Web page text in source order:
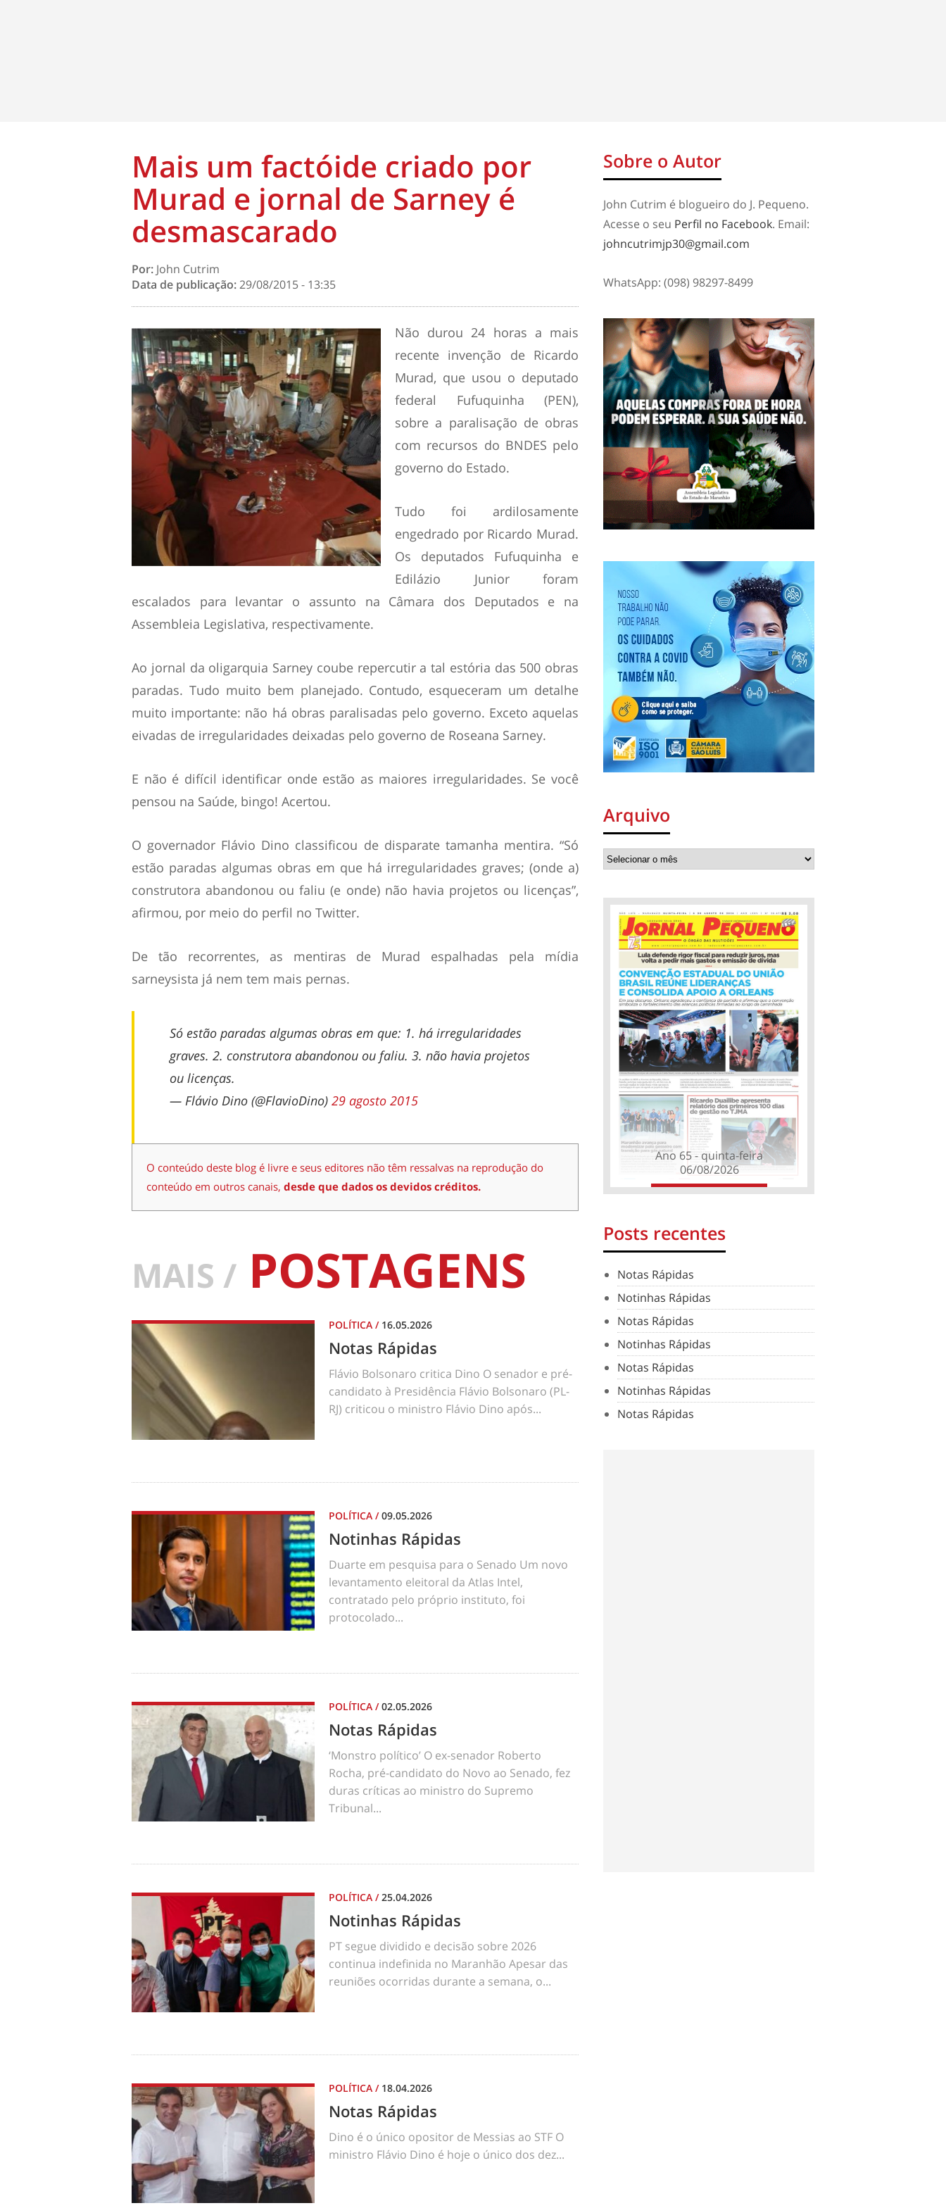
Mais um factóide criado por
Murad e jornal de Sarney é
desmascarado
Por: John Cutrim
Data de publicação:29/08/2015 - 13:35
Não durou 24 horas a mais
recente invenção de Ricardo
Murad, que usou o deputado
federal Fufuquinha (PEN),
sobre a paralisação de obras
com recursos do BNDES pelo
governo do Estado.
Tudo foi ardilosamente
engedrado por Ricardo Murad.
Os deputados Fufuquinha e
Edilázio Junior foram
escalados para levantar o assunto na Câmara dos Deputados e na
Assembleia Legislativa, respectivamente.
Ao jornal da oligarquia Sarney coube repercutir a tal estória das 500 obras
paradas. Tudo muito bem planejado. Contudo, esqueceram um detalhe
muito importante: não há obras paralisadas pelo governo. Exceto aquelas
eivadas de irregularidades deixadas pelo governo de Roseana Sarney.
E não é difícil identificar onde estão as maiores irregularidades. Se você
pensou na Saúde, bingo! Acertou.
O governador Flávio Dino classificou de disparate tamanha mentira. “Só
estão paradas algumas obras em que há irregularidades graves; (onde a)
construtora abandonou ou faliu (e onde) não havia projetos ou licenças”,
afirmou, por meio do perfil no Twitter.
De tão recorrentes, as mentiras de Murad espalhadas pela mídia
sarneysista já nem tem mais pernas.
Só estão paradas algumas obras em que: 1. há irregularidades
graves. 2. construtora abandonou ou faliu. 3. não havia projetos
ou licenças.
— Flávio Dino (@FlavioDino) 29 agosto 2015
O conteúdo deste blog é livre e seus editores não têm ressalvas na reprodução do
conteúdo em outros canais, desde que dados os devidos créditos.
MAIS / POSTAGENS
POLÍTICA / 16.05.2026
Notas Rápidas
Flávio Bolsonaro critica Dino O senador e pré-
candidato à Presidência Flávio Bolsonaro (PL-
RJ) criticou o ministro Flávio Dino após...
POLÍTICA /09.05.2026
Notinhas Rápidas
Duarte em pesquisa para o Senado Um novo
levantamento eleitoral da Atlas Intel,
contratado pelo próprio instituto, foi
protocolado...
POLÍTICA /02.05.2026
Notas Rápidas
‘Monstro político’ O ex-senador Roberto
Rocha, pré-candidato do Novo ao Senado, fez
duras críticas ao ministro do Supremo
Tribunal...
POLÍTICA /25.04.2026
Notinhas Rápidas
PT segue dividido e decisão sobre 2026
continua indefinida no Maranhão Apesar das
reuniões ocorridas durante a semana, o...
POLÍTICA / 18.04.2026
Notas Rápidas
Dino é o único opositor de Messias ao STF O
ministro Flávio Dino é hoje o único dos dez...
Sobre o Autor
John Cutrim é blogueiro do J. Pequeno.
Acesse o seu Perfil no Facebook. Email:
johncutrimjp30@gmail.com
WhatsApp: (098) 98297-8499
Arquivo
Ano 65 - quinta-feira
06/08/2026
Posts recentes
Notas Rápidas
Notinhas Rápidas
Notas Rápidas
Notinhas Rápidas
Notas Rápidas
Notinhas Rápidas
Notas Rápidas